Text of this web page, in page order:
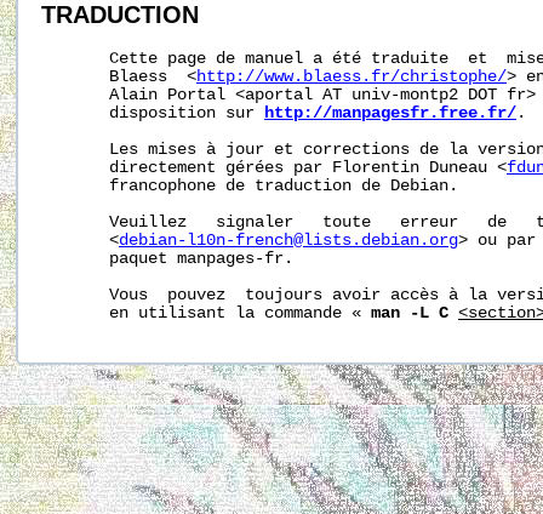
TRADUCTION
Cette page de manuel a été traduite  et
       Blaess  <
http://www.blaess.fr/christophe/>
Alain Portal <aportal AT univ-montp2 DOT
       disposition sur
http://manpagesfr.free.fr/ .
Les mises à jour et corrections de la
       directement gérées par Florentin Duneau <
       francophone de traduction de Debian.
Veuillez   signaler   toute   erreur   de
       <
debian-l10n-french@lists.debian.org> ou par
       paquet manpages-fr.
Vous  pouvez  toujours avoir accès à la
       en utilisant la commande «
man -L C